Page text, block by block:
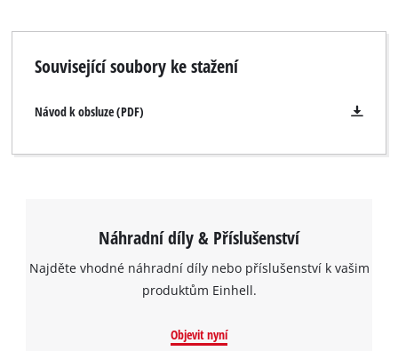
Související soubory ke stažení
Návod k obsluze (PDF)
Náhradní díly & Příslušenství
Najděte vhodné náhradní díly nebo příslušenství k vašim
produktům Einhell.
Objevit nyní